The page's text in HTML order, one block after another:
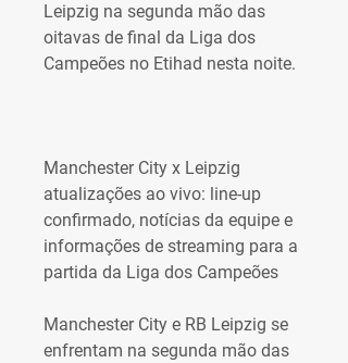
Leipzig na segunda mão das
oitavas de final da Liga dos
Campeões no Etihad nesta noite.
Manchester City x Leipzig
atualizações ao vivo: line-up
confirmado, notícias da equipe e
informações de streaming para a
partida da Liga dos Campeões
Manchester City e RB Leipzig se
enfrentam na segunda mão das